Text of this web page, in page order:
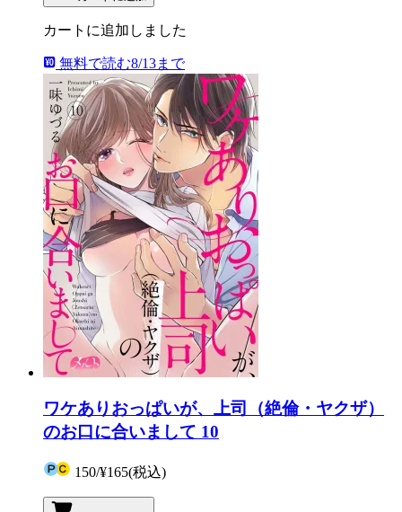
カートに追加しました
無料で読む8/13まで
ワケありおっぱいが、上司（絶倫・ヤクザ）
のお口に合いまして 10
150/¥165(税込)